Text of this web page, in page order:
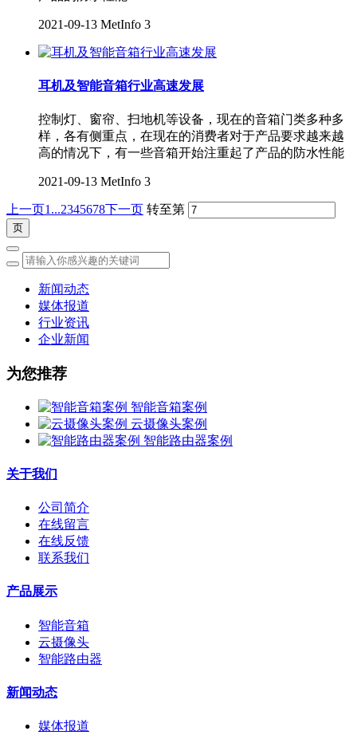
2021-09-13 MetInfo 3
耳机及智能音箱行业高速发展
控制灯、窗帘、扫地机等设备，现在的音箱门类多种多
样，各有侧重点，在现在的消费者对于产品要求越来越
高的情况下，有一些音箱开始注重起了产品的防水性能
2021-09-13 MetInfo 3
上一页1...2345678下一页 转至第
新闻动态
媒体报道
行业资讯
企业新闻
为您推荐
智能音箱案例
云摄像头案例
智能路由器案例
关于我们
公司简介
在线留言
在线反馈
联系我们
产品展示
智能音箱
云摄像头
智能路由器
新闻动态
媒体报道